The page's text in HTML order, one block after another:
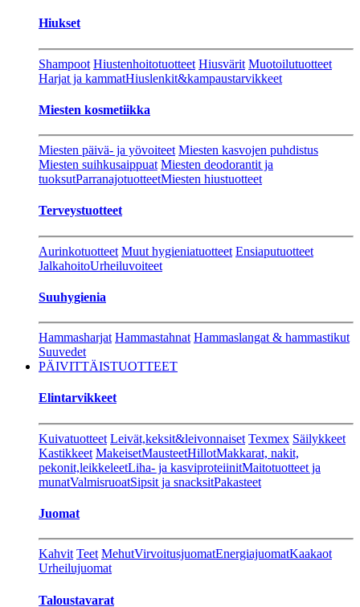
Hiukset
Shampoot Hiustenhoitotuotteet Hiusvärit Muotoilutuotteet
Harjat ja kammatHiuslenkit&kampaustarvikkeet
Miesten kosmetiikka
Miesten päivä- ja yövoiteet Miesten kasvojen puhdistus
Miesten suihkusaippuat Miesten deodorantit ja
tuoksutParranajotuotteetMiesten hiustuotteet
Terveystuotteet
Aurinkotuotteet Muut hygieniatuotteet Ensiaputuotteet
JalkahoitoUrheiluvoiteet
Suuhygienia
Hammasharjat Hammastahnat Hammaslangat & hammastikut
Suuvedet
PÄIVITTÄISTUOTTEET
Elintarvikkeet
Kuivatuotteet Leivät,keksit&leivonnaiset Texmex Säilykkeet
Kastikkeet MakeisetMausteetHillotMakkarat, nakit,
pekonit,leikkeleetLiha- ja kasviproteiinitMaitotuotteet ja
munatValmisruoatSipsit ja snacksitPakasteet
Juomat
Kahvit Teet MehutVirvoitusjuomatEnergiajuomatKaakaot
Urheilujuomat
Taloustavarat